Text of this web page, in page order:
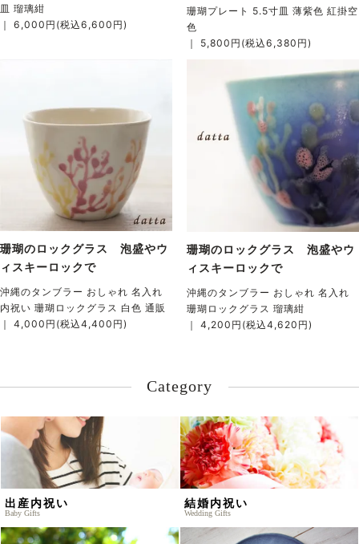
皿 瑠璃紺
｜ 6,000円(税込6,600円)
珊瑚プレート 5.5寸皿 薄紫色 紅掛空
色
｜ 5,800円(税込6,380円)
珊瑚のロックグラス 泡盛やウ
ィスキーロックで
沖縄のタンブラー おしゃれ 名入れ
内祝い 珊瑚ロックグラス 白色 通販
｜ 4,000円(税込4,400円)
珊瑚のロックグラス 泡盛やウ
ィスキーロックで
沖縄のタンブラー おしゃれ 名入れ
珊瑚ロックグラス 瑠璃紺
｜ 4,200円(税込4,620円)
Category
出産内祝い
Baby Gifts
結婚内祝い
Wedding Gifts